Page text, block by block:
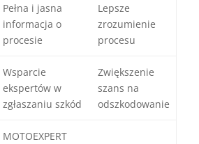
Pełna i jasna
informacja o
procesie
Lepsze
zrozumienie
procesu
Wsparcie
ekspertów w
zgłaszaniu szkód
Zwiększenie
szans na
odszkodowanie
MOTOEXPERT